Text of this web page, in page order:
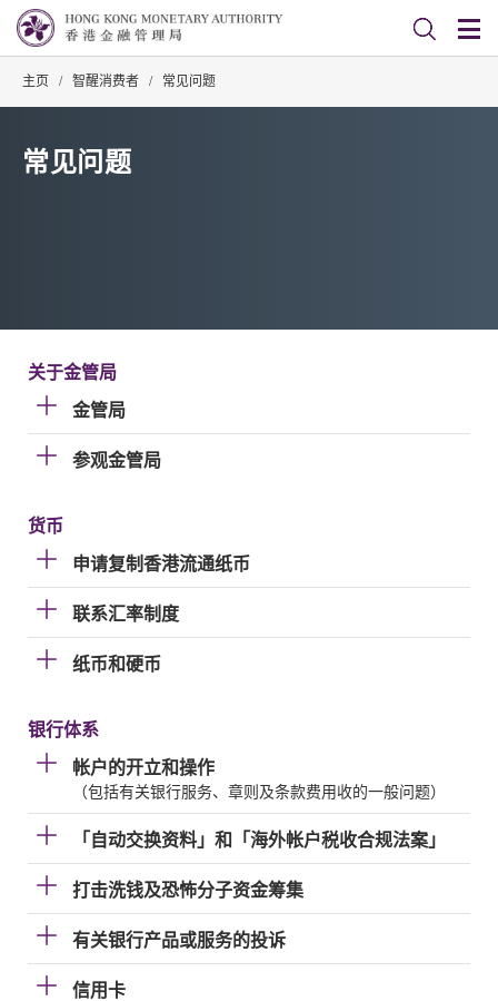
主页 / 智醒消费者 / 常见问题
常见问题
关于金管局
金管局
参观金管局
货币
申请复制香港流通纸币
联系汇率制度
纸币和硬币
银行体系
帐户的开立和操作
（包括有关银行服务、章则及条款费用收的一般问题）
「自动交换资料」和「海外帐户税收合规法案」
打击洗钱及恐怖分子资金筹集
有关银行产品或服务的投诉
信用卡